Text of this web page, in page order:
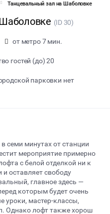
Танцевальный зал на Шаболовке
(ID 30)
от метро 7 мин.
гостей (до) 20
парковки нет
семи минутах от станции
мероприятие примерно
с белой отделкой ни к
и оставляет свободу
главное здесь —
которым будет очень
уроки, мастер-классы,
Однако лофт также хорош